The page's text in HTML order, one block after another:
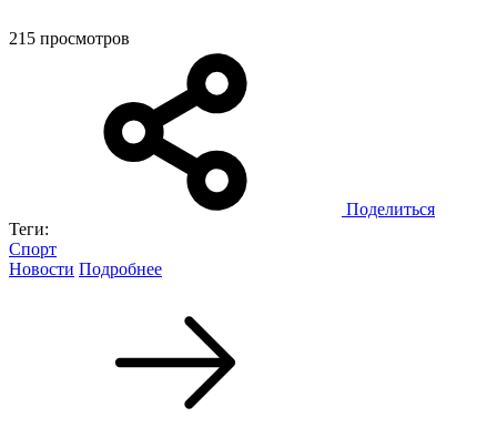
215 просмотров
Поделиться
Теги:
Спорт
Новости Подробнее